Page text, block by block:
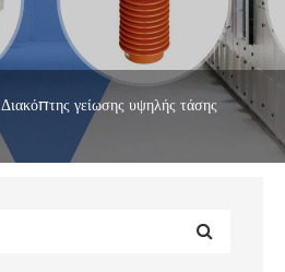
Διακόπτης γείωσης υψηλής τάσης